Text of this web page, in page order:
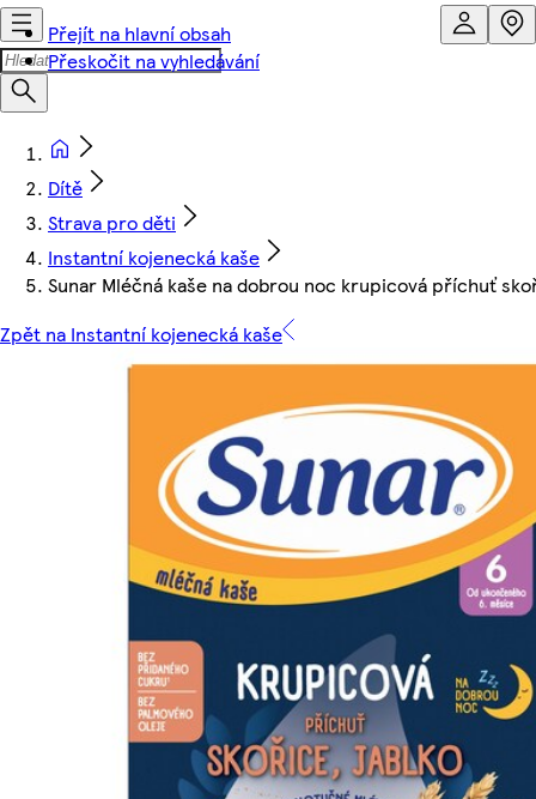
Přejít na hlavní obsah
Přeskočit na vyhledávání
Dítě
Strava pro děti
Instantní kojenecká kaše
Sunar Mléčná kaše na dobrou noc krupicová příchuť
Zpět na Instantní kojenecká kaše